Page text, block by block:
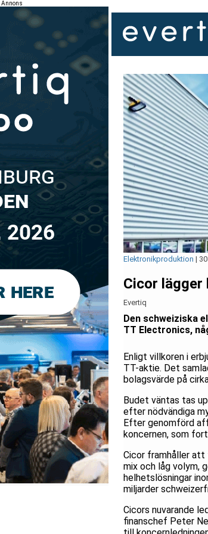
Annons
Elektronikproduktion |
Cicor lägger
Evertiq
Den schweiziska
TT Electronics,
Enligt villkoren i
TT-aktie. Det
bolagsvärde på
Budet väntas tas
efter nödvändiga
Efter genomförd
koncernen, som
Cicor framhåller
mix och låg volym,
helhetslösningar
miljarder
Cicors nuvarande
finanschef Peter